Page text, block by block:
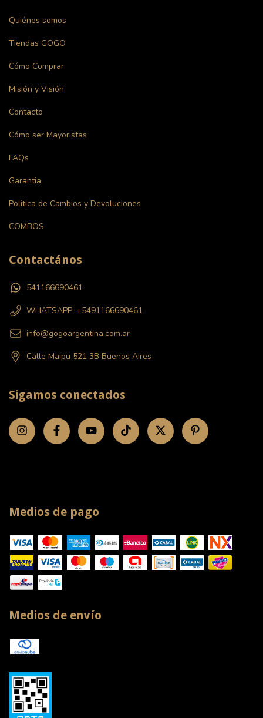
Quiénes somos
Tiendas GOGO
Cómo Comprar
Misión y Visión
Contacto
Cómo ser Mayoristas
FAQs
Garantia
Politica de Cambios y Devoluciones
COMBOS
Contactános
541166690461
WHATSAPP: +5491166690461
info@gogoargentina.com.ar
Calle Maipu 521 3B Buenos Aires
Sigamos conectados
Medios de pago
Medios de envío